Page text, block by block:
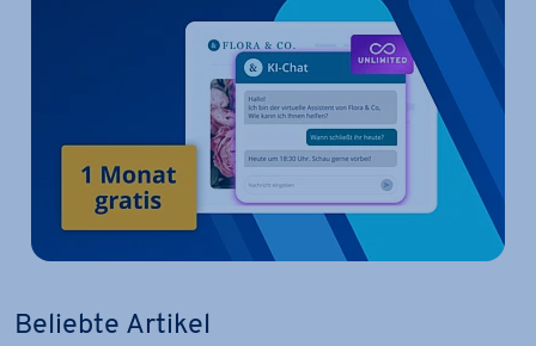
Beliebte Artikel